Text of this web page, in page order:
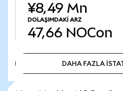
¥8,49 Mn
DOLAŞIMDAKI ARZ
47,66 NOCon
DAHA FAZLA